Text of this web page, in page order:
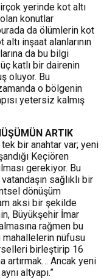
yerinde kot altı
konutlar
da ölümlerin kot
inşaat alanlarının
da bu bilgi
katlı bir dairenin
oluyor. Bu
o bölgenin
yetersiz kalmış
ARTIK
bir anahtar var; yeni
Keçiören
gerekiyor. Bu
sağlıklı bir
dönüşüm
aksi bir şekilde
Büyükşehir İmar
rağmen bu
nüfusu
birleştirip 16
artırmak… Ancak yeni
altyapı.”